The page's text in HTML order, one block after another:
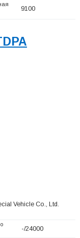
9100
Vehicle Co., Ltd.
-/24000